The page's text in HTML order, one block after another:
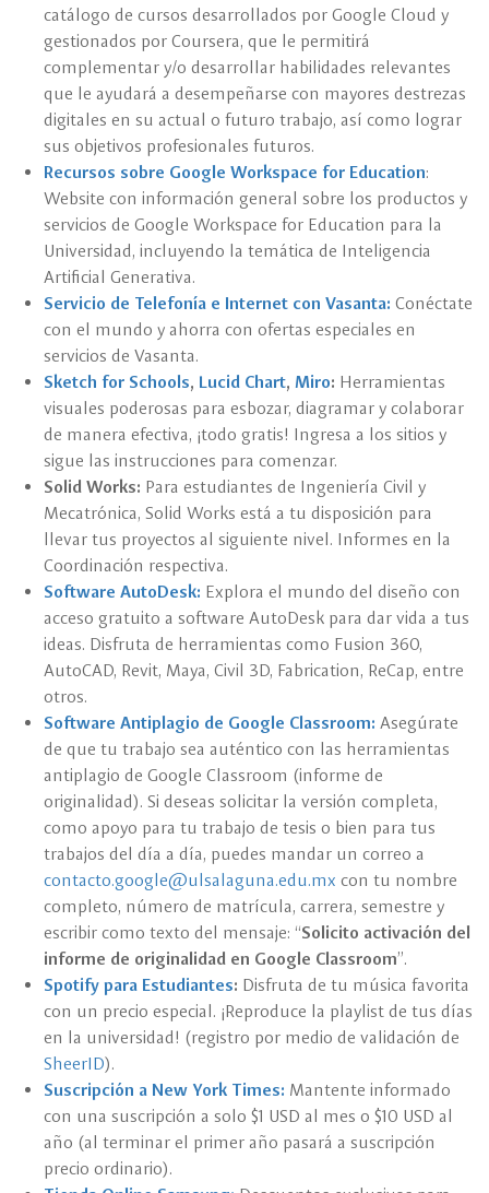
catálogo de cursos desarrollados por Google Cloud y
gestionados por Coursera, que le permitirá
complementar y/o desarrollar habilidades relevantes
que le ayudará a desempeñarse con mayores destrezas
digitales en su actual o futuro trabajo, así como lograr
sus objetivos profesionales futuros.
Recursos sobre Google Workspace for Education:
Website con información general sobre los productos y
servicios de Google Workspace for Education para la
Universidad, incluyendo la temática de Inteligencia
Artificial Generativa.
Servicio de Telefonía e Internet con Vasanta: Conéctate
con el mundo y ahorra con ofertas especiales en
servicios de Vasanta.
Sketch for Schools, Lucid Chart, Miro: Herramientas
visuales poderosas para esbozar, diagramar y colaborar
de manera efectiva, ¡todo gratis! Ingresa a los sitios y
sigue las instrucciones para comenzar.
Solid Works: Para estudiantes de Ingeniería Civil y
Mecatrónica, Solid Works está a tu disposición para
llevar tus proyectos al siguiente nivel. Informes en la
Coordinación respectiva.
Software AutoDesk: Explora el mundo del diseño con
acceso gratuito a software AutoDesk para dar vida a tus
ideas. Disfruta de herramientas como Fusion 360,
AutoCAD, Revit, Maya, Civil 3D, Fabrication, ReCap, entre
otros.
Software Antiplagio de Google Classroom: Asegúrate
de que tu trabajo sea auténtico con las herramientas
antiplagio de Google Classroom (informe de
originalidad). Si deseas solicitar la versión completa,
como apoyo para tu trabajo de tesis o bien para tus
trabajos del día a día, puedes mandar un correo a
contacto.google@ulsalaguna.edu.mx con tu nombre
completo, número de matrícula, carrera, semestre y
escribir como texto del mensaje: “Solicito activación del
informe de originalidad en Google Classroom”.
Spotify para Estudiantes: Disfruta de tu música favorita
con un precio especial. ¡Reproduce la playlist de tus días
en la universidad! (registro por medio de validación de
SheerID).
Suscripción a New York Times: Mantente informado
con una suscripción a solo $1 USD al mes o $10 USD al
año (al terminar el primer año pasará a suscripción
precio ordinario).